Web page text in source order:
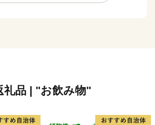
の中で、市民は生涯にわたり心身とも
お越しください。
礼品 | "お飲み物"